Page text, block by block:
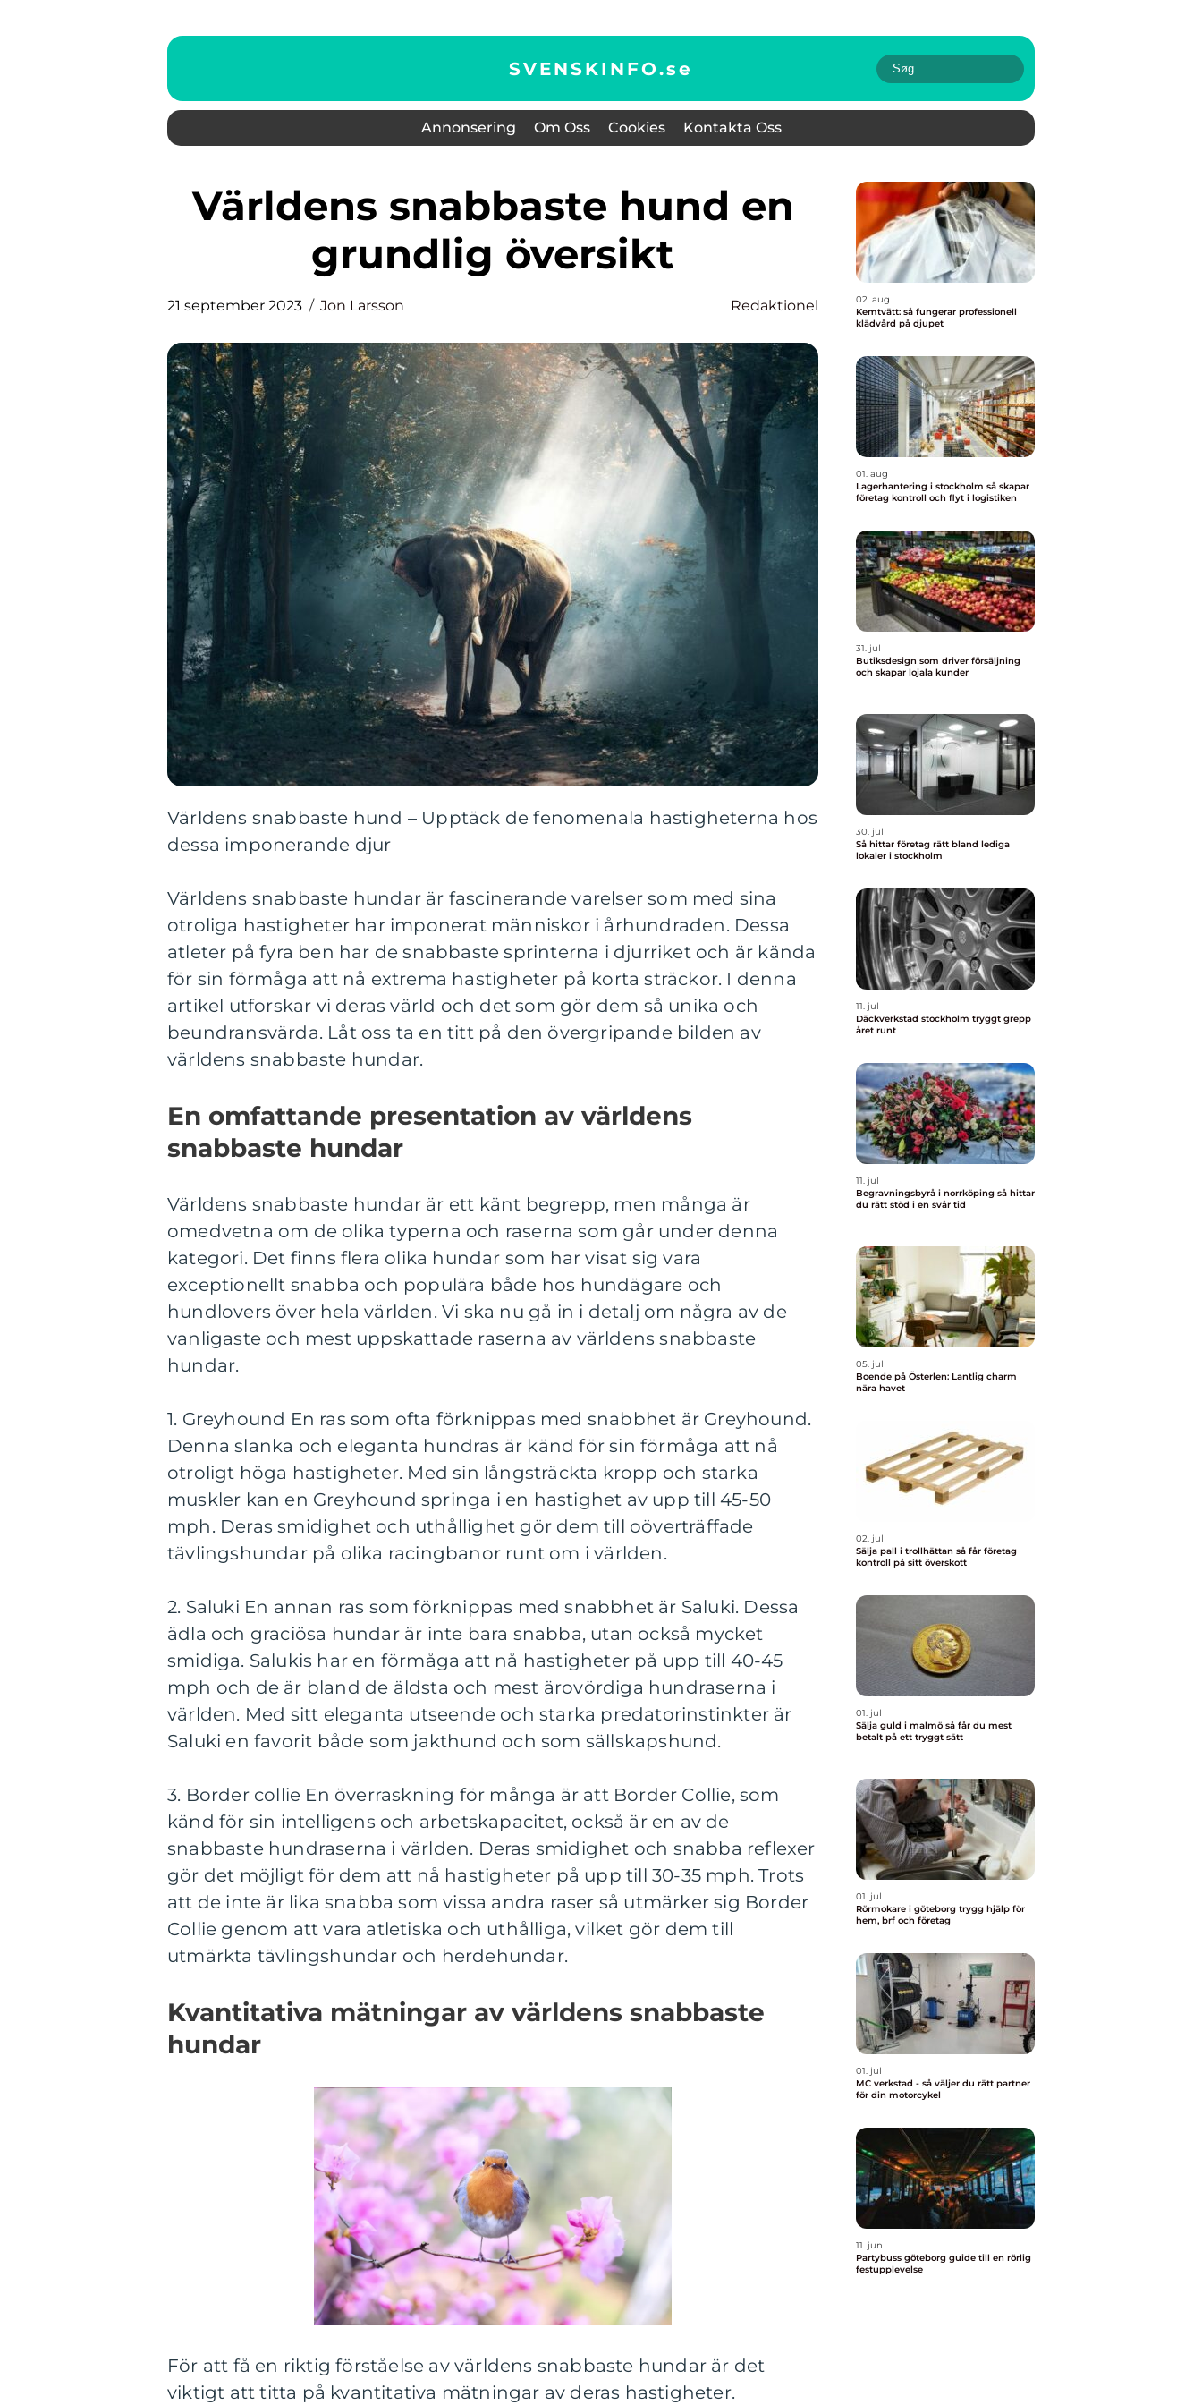
SVENSKINFO.se
Annonsering Om Oss Cookies Kontakta Oss
Världens snabbaste hund en
grundlig översikt
21 september 2023 Jon Larsson Redaktionel
Världens snabbaste hund – Upptäck de fenomenala hastigheterna hos
dessa imponerande djur
Världens snabbaste hundar är fascinerande varelser som med sina
otroliga hastigheter har imponerat människor i århundraden. Dessa
atleter på fyra ben har de snabbaste sprinterna i djurriket och är kända
för sin förmåga att nå extrema hastigheter på korta sträckor. I denna
artikel utforskar vi deras värld och det som gör dem så unika och
beundransvärda. Låt oss ta en titt på den övergripande bilden av
världens snabbaste hundar.
En omfattande presentation av världens
snabbaste hundar
Världens snabbaste hundar är ett känt begrepp, men många är
omedvetna om de olika typerna och raserna som går under denna
kategori. Det finns flera olika hundar som har visat sig vara
exceptionellt snabba och populära både hos hundägare och
hundlovers över hela världen. Vi ska nu gå in i detalj om några av de
vanligaste och mest uppskattade raserna av världens snabbaste
hundar.
1. Greyhound En ras som ofta förknippas med snabbhet är Greyhound.
Denna slanka och eleganta hundras är känd för sin förmåga att nå
otroligt höga hastigheter. Med sin långsträckta kropp och starka
muskler kan en Greyhound springa i en hastighet av upp till 45-50
mph. Deras smidighet och uthållighet gör dem till oöverträffade
tävlingshundar på olika racingbanor runt om i världen.
2. Saluki En annan ras som förknippas med snabbhet är Saluki. Dessa
ädla och graciösa hundar är inte bara snabba, utan också mycket
smidiga. Salukis har en förmåga att nå hastigheter på upp till 40-45
mph och de är bland de äldsta och mest ärovördiga hundraserna i
världen. Med sitt eleganta utseende och starka predatorinstinkter är
Saluki en favorit både som jakthund och som sällskapshund.
3. Border collie En överraskning för många är att Border Collie, som
känd för sin intelligens och arbetskapacitet, också är en av de
snabbaste hundraserna i världen. Deras smidighet och snabba reflexer
gör det möjligt för dem att nå hastigheter på upp till 30-35 mph. Trots
att de inte är lika snabba som vissa andra raser så utmärker sig Border
Collie genom att vara atletiska och uthålliga, vilket gör dem till
utmärkta tävlingshundar och herdehundar.
Kvantitativa mätningar av världens snabbaste
hundar
För att få en riktig förståelse av världens snabbaste hundar är det
viktigt att titta på kvantitativa mätningar av deras hastigheter.
02. aug
Kemtvätt: så fungerar professionell
klädvård på djupet
01. aug
Lagerhantering i stockholm så skapar
företag kontroll och flyt i logistiken
31. jul
Butiksdesign som driver försäljning
och skapar lojala kunder
30. jul
Så hittar företag rätt bland lediga
lokaler i stockholm
11. jul
Däckverkstad stockholm tryggt grepp
året runt
11. jul
Begravningsbyrå i norrköping så hittar
du rätt stöd i en svår tid
05. jul
Boende på Österlen: Lantlig charm
nära havet
02. jul
Sälja pall i trollhättan så får företag
kontroll på sitt överskott
01. jul
Sälja guld i malmö så får du mest
betalt på ett tryggt sätt
01. jul
Rörmokare i göteborg trygg hjälp för
hem, brf och företag
01. jul
MC verkstad - så väljer du rätt partner
för din motorcykel
11. jun
Partybuss göteborg guide till en rörlig
festupplevelse